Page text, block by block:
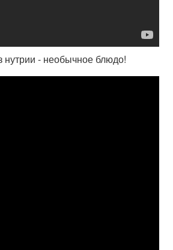
нутрии - необычное блюдо!